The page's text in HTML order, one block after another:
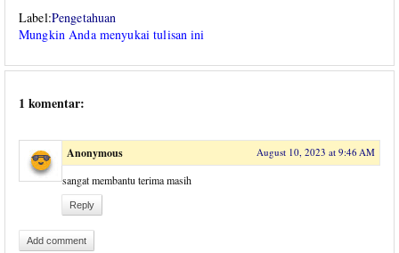
Label:Pengetahuan
Mungkin Anda menyukai tulisan ini
1 komentar:
Anonymous August 10, 2023 at 9:46 AM
sangat membantu terima masih
Reply
Add comment